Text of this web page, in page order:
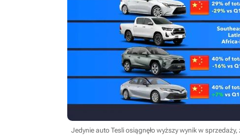
Jedynie auto Tesli osiągnęło wyższy wynik w